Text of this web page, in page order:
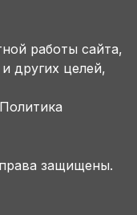
работы сайта,
других целей,
Политика
защищены.